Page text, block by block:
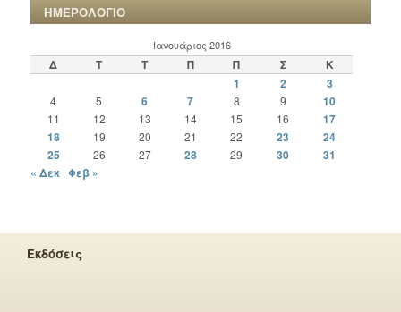
ΗΜΕΡΟΛΟΓΙΟ
Ιανουάριος 2016
Δ Τ Τ Π Π Σ
Κ
1
2 3
4 5 6 7 8 9 10
11 12 13 14 15 16
17
18
19 20 21 22 23
24
25
26 27 28 29 30
31
« Δεκ Φεβ »
Εκδόσεις